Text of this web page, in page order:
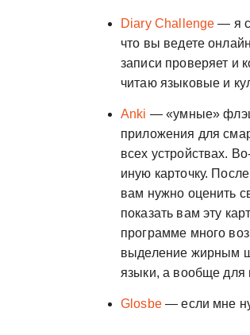
Diary Challenge — я
что вы ведете
записи проверяет и
читаю языковые и
Anki — «умные»
приложения для
всех устройствах.
иную карточку.
вам нужно оценить
показать вам эту
программе много
выделение жирным
языки, а вообще для
Glosbe— если мне